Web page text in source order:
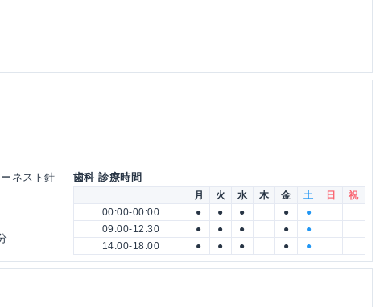
ネスト針
歯科 診療時間
月 火 水 木 金 土 日
祝
00:00-00:00
● ● ● ●
●
09:00-12:30
● ● ● ●
●
14:00-18:00
● ● ● ● ●